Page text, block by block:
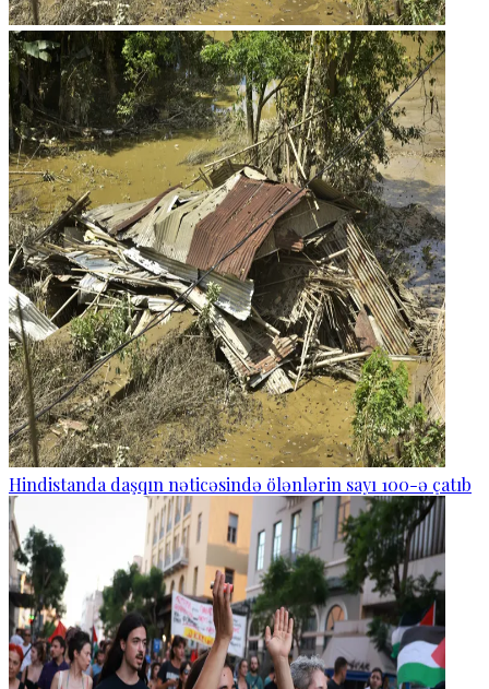
Hindistanda daşqın nəticəsində ölənlərin sayı 100-ə çatıb